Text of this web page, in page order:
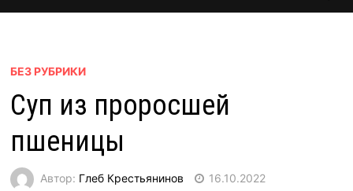
БЕЗ РУБРИКИ
Суп из проросшей
пшеницы
Автор: Глеб Крестьянинов 16.10.2022